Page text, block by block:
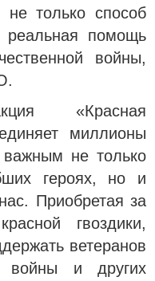
не только способ
реальная помощь
войны,
«Красная
миллионы
не только
героях, но и
Приобретая за
гвоздики,
ветеранов
войны и других